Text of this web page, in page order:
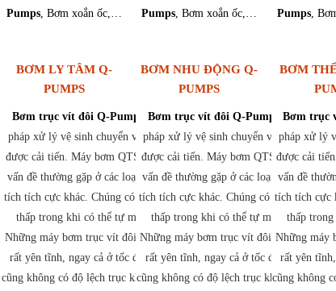
Pumps, Bơm xoắn ốc,…
BƠM LY TÂM Q-
PUMPS
Pumps, Bơm xoắn ốc,…
BƠM NHU ĐỘNG Q-
PUMPS
Pumps,
BƠM
Bơm trục vít đôi Q-Pumps
là một giải
pháp xử lý vệ sinh chuyển vị tích cực mới
được cải tiến. Máy bơm QTS loại bỏ nhiều
vấn đề thường gặp ở các loại máy bơm thể
tích tích cực khác. Chúng có yêu cầu NPSH
thấp trong khi có thể tự mồi hai chiều.
Những máy bơm trục vít đôi này hoạt động
rất yên tĩnh, ngay cả ở tốc độ cao. Chúng
cũng không có độ lệch trục không giống như
Bơm trục vít đôi Q-Pumps
là một giải
pháp xử lý vệ sinh chuyển vị tích cực mới
được cải tiến. Máy bơm QTS loại bỏ
vấn đề thường gặp ở các loại máy bơm thể
tích tích cực khác. Chúng có yêu cầu
thấp trong khi có thể tự mồi hai chiều.
Những máy bơm trục vít đôi này hoạt
rất yên tĩnh, ngay cả ở tốc độ cao. Chúng
cũng không có độ lệch trục không giống
Bơm trục
pháp xử lý
được cải
vấn đề
tích tích cực
thấp
Những máy
rất yên
cũng không